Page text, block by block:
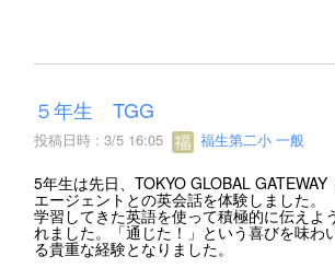
５年生 TGG
投稿日時 : 3/5 16:05 福生第二小 一般
5年生は先日、TOKYO GLOBAL GATEWAY
エージェントとの英会話を体験しました。
学習してきた英語を使って積極的に伝えよ
れました。「通じた！」という喜びを味わ
る貴重な経験となりました。